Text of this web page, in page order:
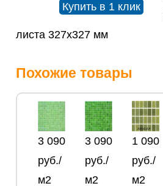
Купить в 1 клик
листа 327х327 мм
Похожие товары
3 090
руб./
м2
3 090
руб./
м2
1 090
руб./
м2